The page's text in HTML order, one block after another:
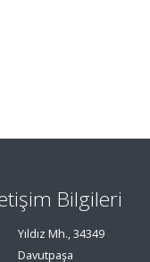
Bilgileri
Yıldız Mh., 34349
Davutpaşa